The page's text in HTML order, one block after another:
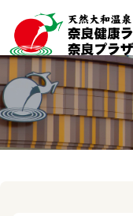
奈良健康
AIコンシ